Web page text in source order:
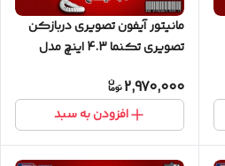
مانیتور آیفون تصویری دربازکن
تصویری تکنما 4.3 اینچ مدل
2,970,000
افزودن به سبد